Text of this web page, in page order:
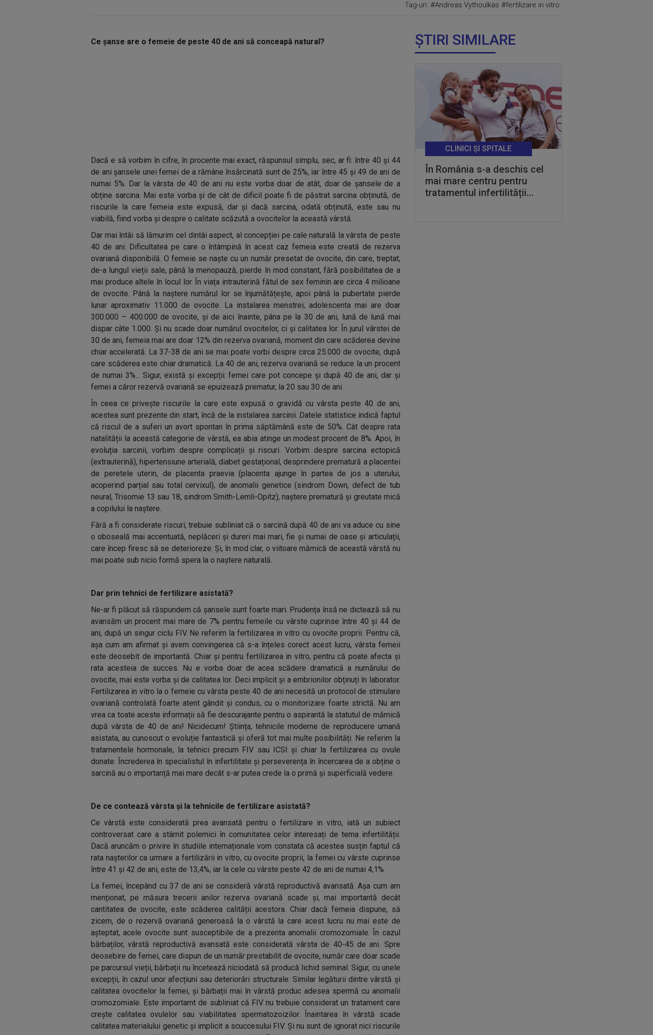
Tag-uri: #Andreas Vythoulkas #fertilizare in vitro
Ce șanse are o femeie de peste 40 de ani să conceapă natural?
Dacă e să vorbim în cifre, în procente mai exact, răspunsul simplu, sec, ar fi: între 40 și 44
de ani șansele unei femei de a rămâne însărcinată sunt de 25%, iar între 45 și 49 de ani de
numai 5%. Dar la vârsta de 40 de ani nu este vorba doar de atât, doar de șansele de a
obține sarcina. Mai este vorba și de cât de dificil poate fi de păstrat sarcina obținută, de
riscurile la care femeia este expusă, dar și dacă sarcina, odată obținută, este sau nu
viabilă, fiind vorba și despre o calitate scăzută a ovocitelor la această vârstă.
Dar mai întâi să lămurim cel dintâi aspect, al concepției pe cale naturală la vârsta de peste
40 de ani. Dificultatea pe care o întâmpină în acest caz femeia este creată de rezerva
ovariană disponibilă. O femeie se naște cu un număr presetat de ovocite, din care, treptat,
de-a lungul vieții sale, până la menopauză, pierde în mod constant, fără posibilitatea de a
mai produce altele în locul lor. În viața intrauterină fătul de sex feminin are circa 4 milioane
de ovocite. Până la naștere numărul lor se înjumătățește, apoi până la pubertate pierde
lunar aproximativ 11.000 de ovocite. La instalarea menstrei, adolescenta mai are doar
300.000 – 400.000 de ovocite, și de aici înainte, pâna pe la 30 de ani, lună de lună mai
dispar câte 1.000. Și nu scade doar numărul ovocitelor, ci și calitatea lor. În jurul vârstei de
30 de ani, femeia mai are doar 12% din rezerva ovariană, moment din care scăderea devine
chiar accelerată. La 37-38 de ani se mai poate vorbi despre circa 25.000 de ovocite, după
care scăderea este chiar dramatică. La 40 de ani, rezerva ovariană se reduce la un procent
de numai 3%... Sigur, există și excepții: femei care pot concepe și după 40 de ani, dar și
femei a căror rezervă ovariană se epuizează prematur, la 20 sau 30 de ani.
În ceea ce privește riscurile la care este expusă o gravidă cu vârsta peste 40 de ani,
acestea sunt prezente din start, încă de la instalarea sarcinii. Datele statistice indică faptul
că riscul de a suferi un avort spontan în prima săptămână este de 50%. Cât despre rata
natalității la această categorie de vârstă, ea abia atinge un modest procent de 8%. Apoi, în
evoluția sarcinii, vorbim despre complicații și riscuri. Vorbim despre sarcina ectopică
(extrauterină), hipertensiune arterială, diabet gestațional, desprindere prematură a placentei
de peretele uterin, de placenta praevia (placenta ajunge în partea de jos a uterului,
acoperind parțial sau total cervixul), de anomalii genetice (sindrom Down, defect de tub
neural, Trisomie 13 sau 18, sindrom Smith-Lemli-Opitz), naștere prematură și greutate mică
a copilului la naștere.
Fără a fi considerate riscuri, trebuie subliniat că o sarcină după 40 de ani va aduce cu sine
o oboseală mai accentuată, neplăceri și dureri mai mari, fie și numai de oase și articulații,
care încep firesc să se deterioreze. Și, în mod clar, o viitoare mămică de această vârstă nu
mai poate sub nicio formă spera la o naștere naturală.
Dar prin tehnici de fertilizare asistată?
Ne-ar fi plăcut să răspundem că șansele sunt foarte mari. Prudența însă ne dictează să nu
avansăm un procent mai mare de 7% pentru femeile cu vârste cuprinse între 40 și 44 de
ani, după un singur ciclu FIV. Ne referim la fertilizarea in vitro cu ovocite proprii. Pentru că,
așa cum am afirmat și avem convingerea că s-a înțeles corect acest lucru, vârsta femeii
este deosebit de importantă. Chiar și pentru fertilizarea in vitro, pentru că poate afecta și
rata acesteia de succes. Nu e vorba doar de acea scădere dramatică a numărului de
ovocite, mai este vorba și de calitatea lor. Deci implicit și a embrionilor obținuți în laborator.
Fertilizarea in vitro la o femeie cu vârsta peste 40 de ani necesită un protocol de stimulare
ovariană controlată foarte atent gândit și condus, cu o monitorizare foarte strictă. Nu am
vrea ca toate aceste informații să fie descurajante pentru o aspirantă la statutul de mămică
după vârsta de 40 de ani! Nicidecum! Știința, tehnicile moderne de reproducere umană
asistata, au cunoscut o evoluție fantastică și oferă tot mai multe posibilități. Ne referim la
tratamentele hormonale, la tehnici precum FIV sau ICSI și chiar la fertilizarea cu ovule
donate. Încrederea în specialistul în infertilitate și perseverența în încercarea de a obține o
sarcină au o importanță mai mare decât s-ar putea crede la o primă și superficială vedere.
De ce contează vârsta și la tehnicile de fertilizare asistată?
Ce vârstă este considerată prea avansată pentru o fertilizare in vitro, iată un subiect
controversat care a stârnit polemici în comunitatea celor interesați de tema infertilității.
Dacă aruncăm o privire în studiile internaționale vom constata că acestea susțin faptul că
rata nașterilor ca urmare a fertilizării in vitro, cu ovocite proprii, la femei cu vârste cuprinse
între 41 și 42 de ani, este de 13,4%, iar la cele cu vârste peste 42 de ani de numai 4,1%.
La femei, începând cu 37 de ani se consideră vârstă reproductivă avansată. Așa cum am
menționat, pe măsura trecerii anilor rezerva ovariană scade și, mai importantă decât
cantitatea de ovocite, este scăderea calității acestora. Chiar dacă femeia dispune, să
zicem, de o rezervă ovariană generoasă la o vârstă la care acest lucru nu mai este de
așteptat, acele ovocite sunt susceptibile de a prezenta anomalii cromozomiale. În cazul
bărbaților, vârstă reproductivă avansată este considerată vârsta de 40-45 de ani. Spre
deosebire de femei, care dispun de un număr prestabilit de ovocite, număr care doar scade
pe parcursul vieții, bărbații nu încetează niciodată să producă lichid seminal. Sigur, cu unele
excepții, în cazul unor afecțiuni sau deteriorări structurale. Similar legăturii dintre vârstă și
calitatea ovocitelor la femei, și bărbații mai în vârstă produc adesea spermă cu anomalii
cromozomiale. Este importamt de subliniat că FIV nu trebuie considerat un tratament care
crește calitatea ovulelor sau viabilitatea spermatozoizilor. Înaintarea în vârstă scade
calitatea materialului genetic și implicit a scuccesului FIV. Și nu sunt de ignorat nici riscurile
ȘTIRI SIMILARE
În România s-a deschis cel
mai mare centru pentru
tratamentul infertilității...
CLINICI ȘI SPITALE